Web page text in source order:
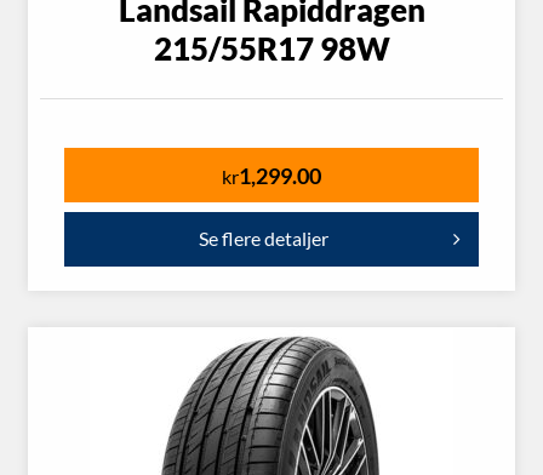
Landsail Rapiddragen
215/55R17 98W
kr1,299.00
Se flere detaljer